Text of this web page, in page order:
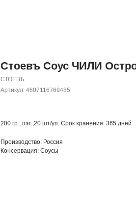
Стоевъ Соус ЧИЛИ
СТОЕВЪ
Артикул: 4607116769485
200 гр., пэт.,20 шт/уп. Срок хранения: 365 дней
Производство: Россия
Консервация: Соусы